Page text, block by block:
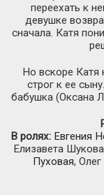
переехать к
девушке
сначала. Катя
Но вскоре Катя
строг к ее
бабушка (Оксана
В ролях: Евгения
Елизавета
Пуховая,